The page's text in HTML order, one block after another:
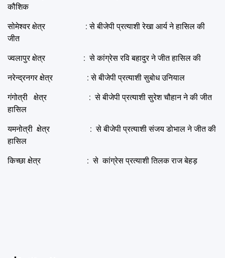
कौशिक
सोमेश्वर क्षेत्र : से बीजेपी प्रत्याशी रेखा आर्य ने हासिल की
जीत
ज्वलापुर क्षेत्र : से कांग्रेस रवि बहादुर ने जीत हासिल की
नरेन्द्रनगर क्षेत्र : से बीजेपी प्रत्याशी सुबोध उनियाल
गंगोत्री क्षेत्र : से बीजेपी प्रत्याशी सुरेश चौहान ने की जीत
हासिल
यमनोत्री क्षेत्र : से बीजेपी प्रत्याशी संजय डोभाल ने जीत की
हासिल
किच्छा क्षेत्र : से कांग्रेस प्रत्याशी तिलक राज बेहड़